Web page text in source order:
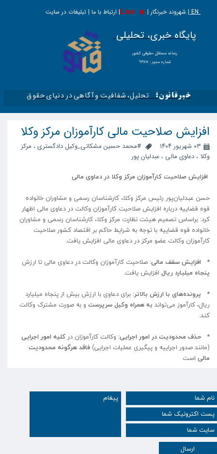
EN | شهروند خبرنگار | | ارتباط با ما | تبلیغات در سایت
Live
پایگاه خبری، تحلیلی
​​​​رسانه مستقل حقوقی کشور
شماره مجوز : ۹۳۶۱۷
خبرقانون؛ تحلیل، شفافیت و آگاهی در دنیای حقوق​​​​​​​
افزایش صلاحیت مالی کارآموزان مرکز وکلا
۰۳ شهریور ۱۴۰۴ #محمد حسین مشکاتی_وکیل دادگستری ، مرکز
وکلا ، دعاوی مالی ، عبدلیان پور
افزایش صلاحیت کارآموزان مرکز وکلا در دعاوی مالی
حسن عبدلیان‌پور رئیس مرکز وکلا، کارشناسان رسمی و مشاوران خانواده
قوه قضاییه درباره افزایش صلاحیت کارآموزان وکالت در دعاوی مالی اظهار
کرد: براساس تصمیم هیئت نظارت مرکز وکلا، کارشناسان رسمی و مشاوران
خانواده قوه قضاییه با توجه به شرایط حاکم بر اقتصاد کشور صلاحیت
کارآموزان وکالت عضو مرکز در دعاوی مالی افزایش یافت.
* افزایش سقف مالی: صلاحیت کارآموزان وکالت در دعاوی مالی تا ارزش
پنجاه میلیارد ریال افزایش یافت.
* پرونده‌های با ارزش بالاتر: برای دعاوی با ارزش بیش از پنجاه میلیارد
ریال، کارآموز می‌تواند به همراه وکیل سرپرست و به صورت مشترک وکالت
کند.
* حذف محدودیت در امور اجرایی: وکالت کارآموزان در کلیه امور اجرایی
(مانند صدور اجراییه و پیگیری عملیات اجرایی)فاقد هرگونه محدودیت
مالی است
ارسال